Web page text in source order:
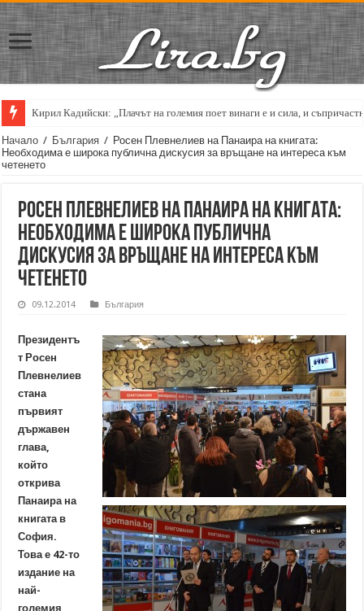
Кирил Кадийски: „Плачът на големия поет винаги е и сила, и
Начало / България / Росен Плевнелиев на Панаира на книгата:
Необходима е широка публична дискусия за връщане на интереса към
четенето
Росен Плевнелиев на Панаира на книгата:
Необходима е широка публична
дискусия за връщане на интереса към
четенето
09.12.2014 България
Президентъ
т Росен
Плевнелиев
стана
първият
държавен
глава,
който
открива
Панаира на
книгата в
София.
Това е 42-то
издание на
най-
големия